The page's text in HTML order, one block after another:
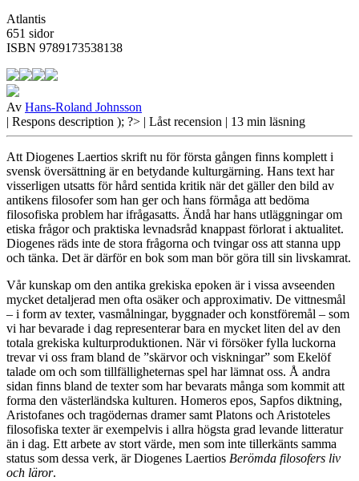
Atlantis
651 sidor
ISBN 9789173538138
Av Hans-Roland Johnsson
| Respons description ); ?> | Låst recension | 13 min läsning
Att Diogenes Laertios skrift nu för första gången finns komplett i
svensk översättning är en betydande kulturgärning. Hans text har
visserligen utsatts för hård sentida kritik när det gäller den bild av
antikens filosofer som han ger och hans förmåga att bedöma
filosofiska problem har ifrågasatts. Ändå har hans utläggningar om
etiska frågor och praktiska levnadsråd knappast förlorat i aktualitet.
Diogenes räds inte de stora frågorna och tvingar oss att stanna upp
och tänka. Det är därför en bok som man bör göra till sin livskamrat.
Vår kunskap om den antika grekiska epoken är i vissa avseenden
mycket detaljerad men ofta osäker och approximativ. De vittnesmål
– i form av texter, vasmålningar, byggnader och konstföremål – som
vi har bevarade i dag representerar bara en mycket liten del av den
totala grekiska kulturproduktionen. När vi försöker fylla luckorna
trevar vi oss fram bland de ”skärvor och viskningar” som Ekelöf
talade om och som tillfälligheternas spel har lämnat oss. Å andra
sidan finns bland de texter som har bevarats många som kommit att
forma den västerländska kulturen. Homeros epos, Sapfos diktning,
Aristofanes och tragödernas dramer samt Platons och Aristoteles
filosofiska texter är exempelvis i allra högsta grad levande litteratur
än i dag. Ett arbete av stort värde, men som inte tillerkänts samma
status som dessa verk, är Diogenes Laertios Berömda filosofers liv
och läror.